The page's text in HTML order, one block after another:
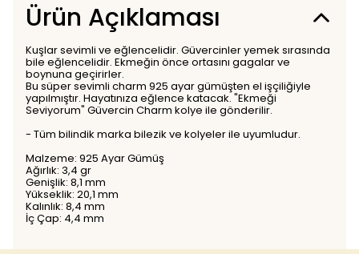
Ürün Açıklaması
Kuşlar sevimli ve eğlencelidir. Güvercinler yemek sırasında
bile eğlencelidir. Ekmeğin önce ortasını gagalar ve
boynuna geçirirler.
Bu süper sevimli charm 925 ayar gümüşten el işçiliğiyle
yapılmıştır. Hayatınıza eğlence katacak. "Ekmeği
Seviyorum" Güvercin Charm kolye ile gönderilir.
- Tüm bilindik marka bilezik ve kolyeler ile uyumludur.
Malzeme: 925 Ayar Gümüş
Ağırlık: 3,4 gr
Genişlik: 8,1 mm
Yükseklik: 20,1 mm
Kalınlık: 8,4 mm
İç Çap: 4,4 mm